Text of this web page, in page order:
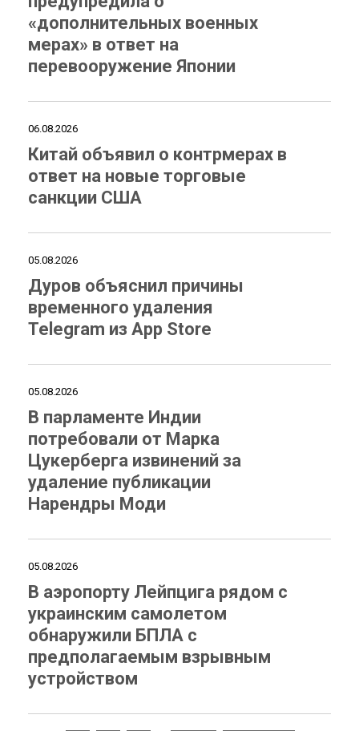
«дополнительных военных
мерах» в ответ на
перевооружение Японии
06.08.2026
Китай объявил о контрмерах в
ответ на новые торговые
санкции США
05.08.2026
Дуров объяснил причины
временного удаления
Telegram из App Store
05.08.2026
В парламенте Индии
потребовали от Марка
Цукерберга извинений за
удаление публикации
Нарендры Моди
05.08.2026
В аэропорту Лейпцига рядом с
украинским самолетом
обнаружили БПЛА с
предполагаемым взрывным
устройством